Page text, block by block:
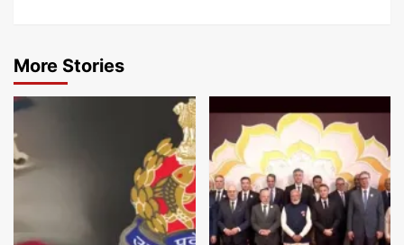
More Stories